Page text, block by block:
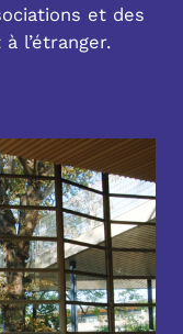
et des
l’étranger.